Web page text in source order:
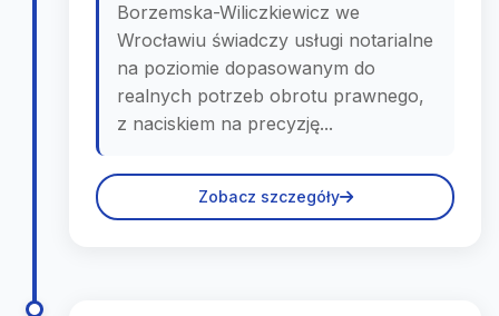
Borzemska-Wiliczkiewicz we
Wrocławiu świadczy usługi notarialne
na poziomie dopasowanym do
realnych potrzeb obrotu prawnego,
z naciskiem na precyzję...
Zobacz szczegóły